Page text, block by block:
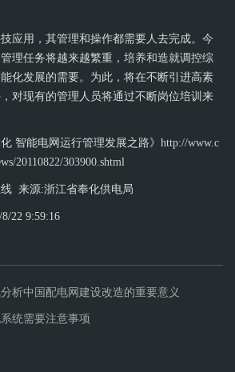
应用，其管理和操作都需要人去完成。今
理任务将越来越繁重，培养和造就调控综
化发展的需要。为此，将在不断引进高素
对现有的管理人员将通过不断岗位培训来
智能电网运行管理发展之路》 http://www.c
20110822/303900.shtml
来源:浙江省奉化供电局
22 9:59:16
析中国配电网建设改造的重要意义
统需要注意事项